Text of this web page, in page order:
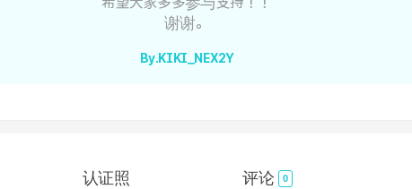
谢谢。
By.KIKI_NEX2Y
认证照 评论 0